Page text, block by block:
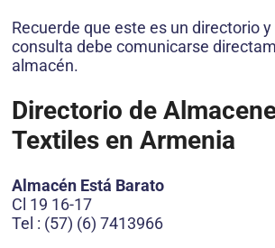
Recuerde que este es un directorio
consulta debe comunicarse
almacén.
Directorio de
Textiles en Armenia
Almacén Está Barato
Cl 19 16-17
Tel : (57) (6) 7413966